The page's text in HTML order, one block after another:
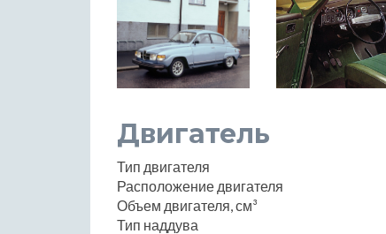
Двигатель
Тип двигателя
Расположение двигателя
Объем двигателя, см³
Тип наддува